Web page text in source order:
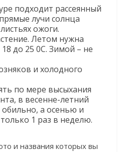
подходит рассеянный
лучи солнца
ожоги.
Летом нужна
до 25 0С. Зимой – не
и холодного
по мере высыхания
в весенне-летний
а осенью и
1 раз в неделю.
и названия которых вы